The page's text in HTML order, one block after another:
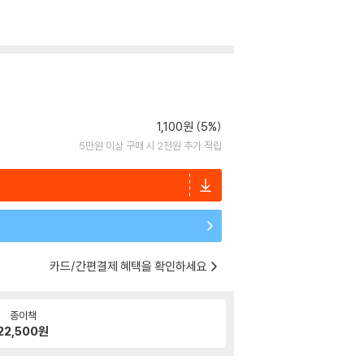
1,100원 (5%)
5만원 이상 구매 시 2천원 추가 적립
카드/간편결제 혜택을 확인하세요
종이책
원